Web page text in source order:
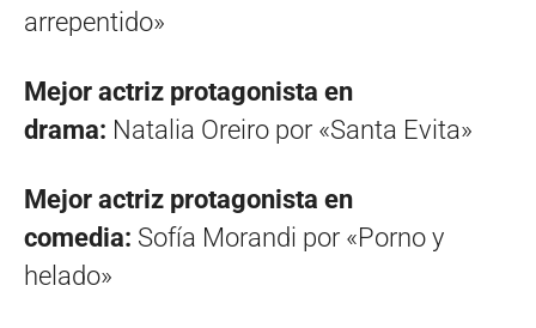
arrepentido»
Mejor actriz protagonista en
drama: Natalia Oreiro por «Santa Evita»
Mejor actriz protagonista en
comedia: Sofía Morandi por «Porno y
helado»